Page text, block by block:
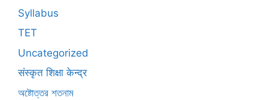
Syllabus
TET
Uncategorized
संस्कृत शिक्षा केन्द्र
অষ্টোত্তর শতনাম